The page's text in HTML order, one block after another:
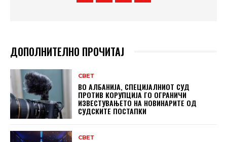
ДОПОЛНИТЕЛНО ПРОЧИТАЈ
СВЕТ
ВО АЛБАНИЈА, СПЕЦИЈАЛНИОТ СУД
ПРОТИВ КОРУПЦИЈА ГО ОГРАНИЧИ
ИЗВЕСТУВАЊЕТО НА НОВИНАРИТЕ ОД
СУДСКИТЕ ПОСТАПКИ
СВЕТ